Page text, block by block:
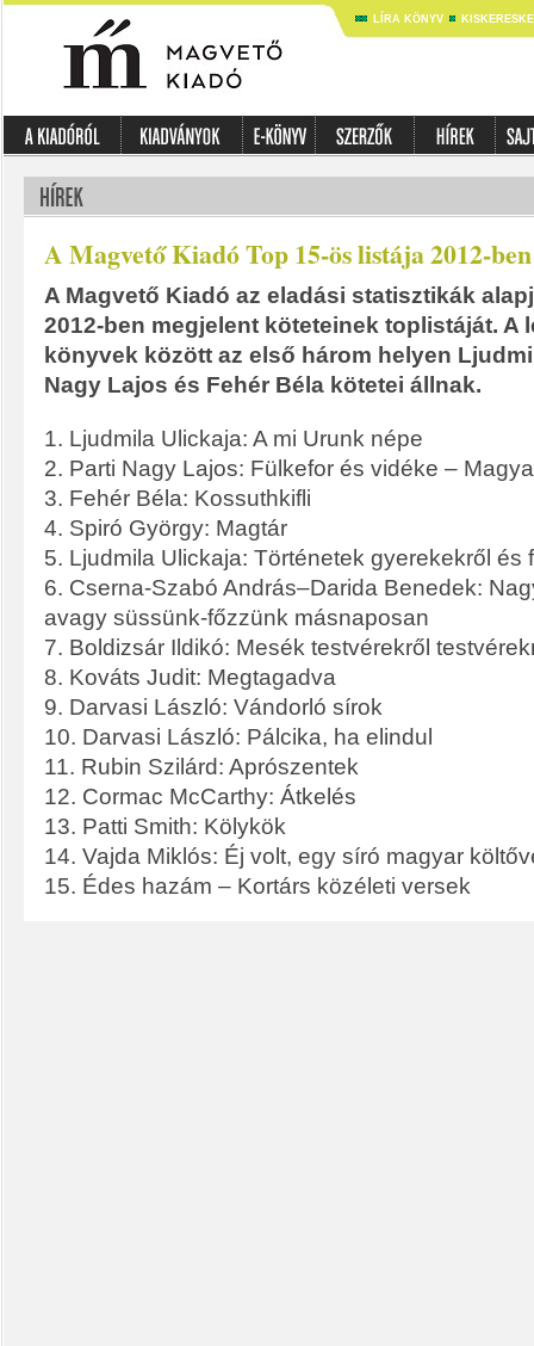
LÍRA KÖNYV
A Magvető Kiadó Top 15-ös listája 2012-ben
A Magvető Kiadó az eladási statisztikák
2012-ben megjelent köteteinek toplistáját. A
könyvek között az első három helyen
Nagy Lajos és Fehér Béla kötetei állnak.
1. Ljudmila Ulickaja: A mi Urunk népe
2. Parti Nagy Lajos: Fülkefor és vidéke –
3. Fehér Béla: Kossuthkifli
4. Spiró György: Magtár
5. Ljudmila Ulickaja: Történetek gyerekekről és
6. Cserna-Szabó András–Darida Benedek:
avagy süssünk-főzzünk másnaposan
7. Boldizsár Ildikó: Mesék testvérekről
8. Kováts Judit: Megtagadva
9. Darvasi László: Vándorló sírok
10. Darvasi László: Pálcika, ha elindul
11. Rubin Szilárd: Aprószentek
12. Cormac McCarthy: Átkelés
13. Patti Smith: Kölykök
14. Vajda Miklós: Éj volt, egy síró magyar
15. Édes hazám – Kortárs közéleti versek